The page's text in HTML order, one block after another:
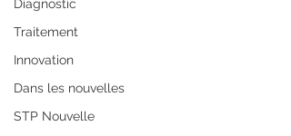
Diagnostic
Traitement
Innovation
Dans les nouvelles
STP Nouvelle